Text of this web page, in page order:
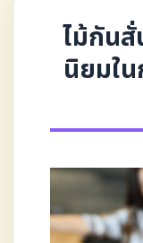
ไม้กัน
นิยมใ